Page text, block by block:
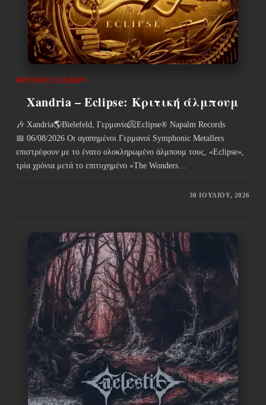
ΚΡΙΤΙΚΈΣ ΔΊΣΚΩΝ
Xandria – Eclipse: Κριτική άλμπουμ
🎶 Xandria🌎Bielefeld, Γερμανία📀Eclipse® Napalm Records
📅 06/08/2026 Οι αγαπημένοι Γερμανοί Symphonic Metallers
επιστρέφουν με το ένατο ολοκληρωμένο άλμπουμ τους, «Eclipse»,
τρία χρόνια μετά το επιτυχημένο «The Wonders…
30 ΙΟΥΛΊΟΥ, 2026